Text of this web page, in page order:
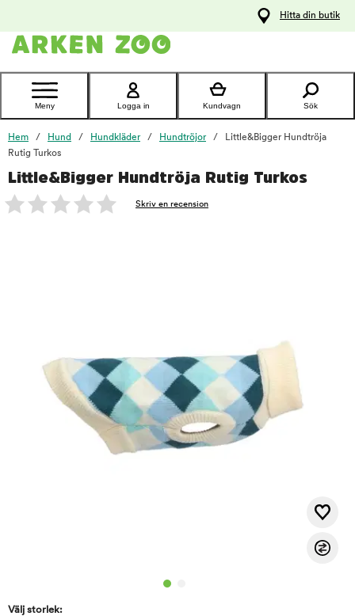
Kontakta
Hitta din butik
Meny Logga in Kundvagn Sök
Hem Hund Hundkläder Hundtröjor
Little&Bigger Hundtröja
Rutig Turkos
Little&Bigger Hundtröja Rutig Turkos
Skriv en recension
Välj storlek:
foo